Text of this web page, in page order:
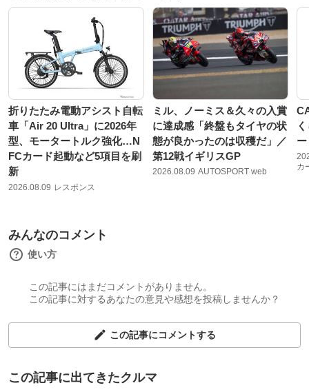
折りたたみ電動アシスト自転
車「Air 20 Ultra」に2026年
型、モータートルク強化…N
FCカード起動など5項目を刷
新
2026.08.09 レスポンス
ミル、ノーミス＆久々の入賞
に達成感「終盤もタイヤの状
態が良かったのは収穫だ」／
第12戦イギリスGP
2026.08.09 AUTOSPORT web
カ
みんなのコメント
使い方
この記事にはまだコメントがありません。
この記事に対するあなたの意見や感想を投稿しませんか？
この記事にコメントする
この記事に出てきたクルマ